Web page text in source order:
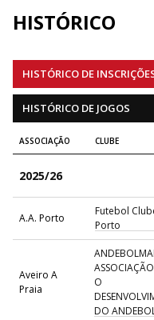
HISTÓRICO
HISTÓRICO DE
HISTÓRICO DE JOGOS
ASSOCIAÇÃO CLUBE
2025/26
A.A. Porto
Futebol
Porto
Aveiro A
Praia
O
DO